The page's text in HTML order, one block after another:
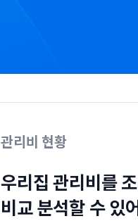
관리비 현황
우리집 관리비를
비교 분석할 수 있